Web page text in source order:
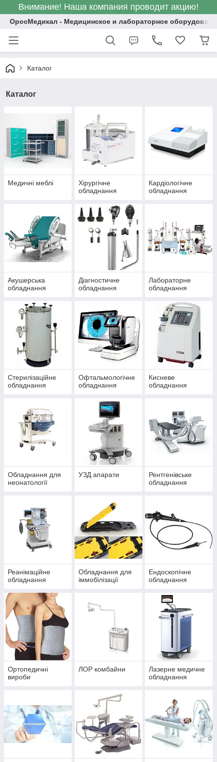
Внимание! Наша компания проводит акцию!
ОросМедикал - Медицинское и лабораторное
Каталог
Каталог
Медичні меблі
Хірургічне
обладнання
Кардіологічне
обладнання
Акушерська
обладнання
Діагностичне
обладнання
Лабораторне
обладнання
Стерилізаційне
обладнання
Офтальмологічне
обладнання
Кисневе
обладнання
Обладнання для
неонатології
УЗД апарати
Рентгенівське
обладнання
Реанімаційне
обладнання
Обладнання для
іммобілізації
Ендоскопічне
обладнання
Ортопедичні
вироби
ЛОР комбайни
Лазерне медичне
обладнання